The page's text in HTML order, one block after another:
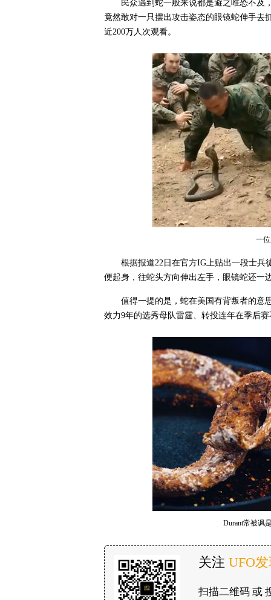
民众遇到蛇一般来说都是避之唯恐不及
竟然敢对一只摆出攻击姿态的眼镜蛇伸手去
近200万人次观看。
一
根据报道22日在官方IG上贴出一段士兵
便起身，往蛇头方向伸出左手，眼镜蛇还一
值得一提的是，蛇在美国有背叛者的意
效力9年的选秀母队雷霆、转投连年在季后
Durant常被讽
关注 UFO
扫描二维码 或